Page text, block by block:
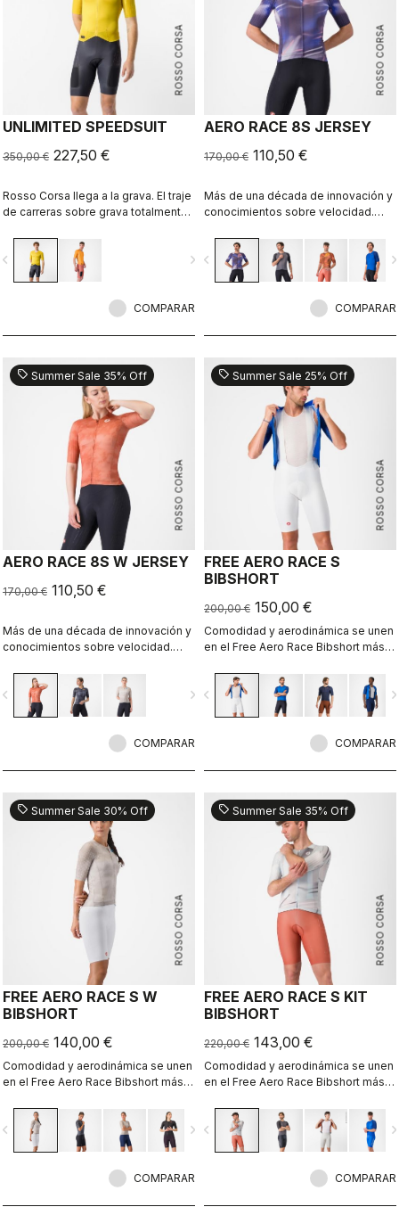
ROSSO CORSA
UNLIMITED SPEEDSUIT
350,00 € 227,50 €
Rosso Corsa llega a la grava. El traje
de carreras sobre grava totalmente
navigate_next
COMPARAR
ROSSO CORSA
AERO RACE 8S JERSEY
170,00 € 110,50 €
Más de una década de innovación y
conocimientos sobre velocidad.
todavía más rápido.
navigate_before
COMPARAR
ROSSO CORSA
sell Summer Sale 35% Off
AERO RACE 8S W JERSEY
170,00 € 110,50 €
Más de una década de innovación y
conocimientos sobre velocidad.
todavía más rápido
navigate_next
COMPARAR
ROSSO CORSA
sell Summer Sale 25% Off
FREE AERO RACE S
BIBSHORT
200,00 € 150,00 €
Comodidad y aerodinámica se unen
en el Free Aero Race Bibshort más
navigate_before
COMPARAR
ROSSO CORSA
sell Summer Sale 30% Off
FREE AERO RACE S W
BIBSHORT
200,00 € 140,00 €
Comodidad y aerodinámica se unen
en el Free Aero Race Bibshort más
navigate_next
COMPARAR
ROSSO CORSA
sell Summer Sale 35% Off
FREE AERO RACE S KIT
BIBSHORT
220,00 € 143,00 €
Comodidad y aerodinámica se unen
en el Free Aero Race Bibshort más
navigate_before
COMPARAR